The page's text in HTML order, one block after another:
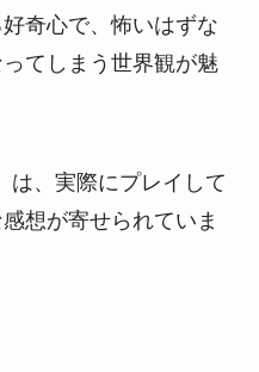
奇心で、怖いはずな
てしまう世界観が魅
は、実際にプレイして
想が寄せられていま